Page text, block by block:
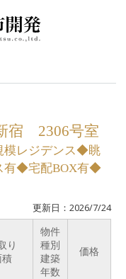
宿 2306号室
レジデンス◆眺
有◆宅配BOX有◆
更新日：2026/7/24
り
物件
種別
建築
年数
価格